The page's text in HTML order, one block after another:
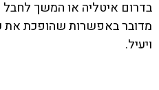
מדובר באפשרות שהופכת את
ויעיל.